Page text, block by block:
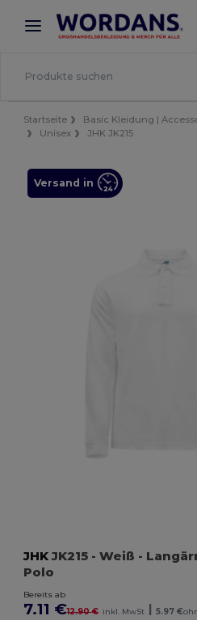
× Wordans App
Bessere Preise in der App!
Startseite Basic Kleidung |
Unisex
JHK JK215
Versand in
JHKJK215 - Weiß -
Polo
Bereits ab
7.11 €12.90 € inkl. MwSt | 5.97 €